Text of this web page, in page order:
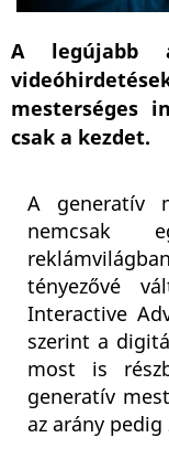
A legújabb
mesterséges
csak a kezdet.
A generatív
nemcsak
tényezővé
Interactive
szerint a
most is
generatív
az arány